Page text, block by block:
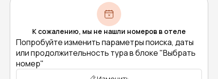
К сожалению, мы не нашли номеров в отеле
Попробуйте изменить параметры поиска, даты
или продолжительность тура в блоке "Выбрать
номер"